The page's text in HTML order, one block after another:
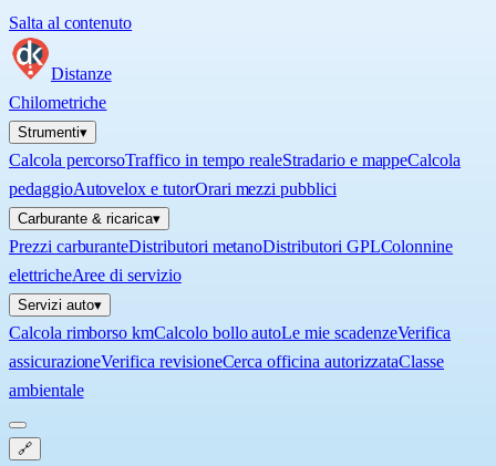
Salta al contenuto
Distanze
Chilometriche
Strumenti▾
Calcola percorsoTraffico in tempo realeStradario e mappeCalcola
pedaggioAutovelox e tutorOrari mezzi pubblici
Carburante & ricarica▾
Prezzi carburanteDistributori metanoDistributori GPLColonnine
elettricheAree di servizio
Servizi auto▾
Calcola rimborso kmCalcolo bollo autoLe mie scadenzeVerifica
assicurazioneVerifica revisioneCerca officina autorizzataClasse
ambientale
🔗